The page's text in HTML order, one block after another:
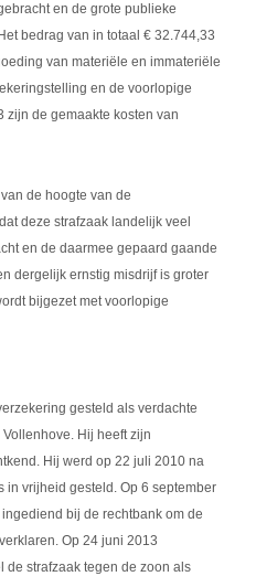
en de grote publieke
bedrag van in totaal € 32.744,33
van materiële en immateriële
en de voorlopige
zijn de gemaakte kosten van
de hoogte van de
deze strafzaak landelijk veel
en de daarmee gepaard gaande
dergelijk ernstig misdrijf is groter
bijgezet met voorlopige
gesteld als verdachte
Hij heeft zijn
Hij werd op 22 juli 2010 na
vrijheid gesteld. Op 6 september
bij de rechtbank om de
Op 24 juni 2013
de strafzaak tegen de zoon als